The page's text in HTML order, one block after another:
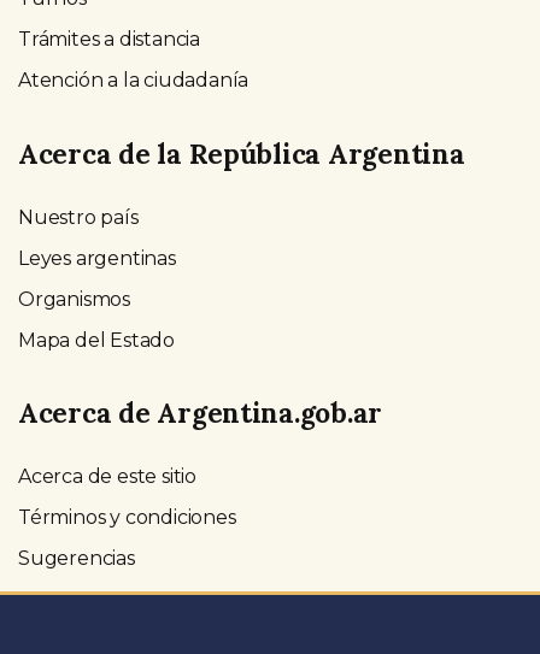
Trámites a distancia
Atención a la ciudadanía
Acerca de la República Argentina
Nuestro país
Leyes argentinas
Organismos
Mapa del Estado
Acerca de Argentina.gob.ar
Acerca de este sitio
Términos y condiciones
Sugerencias